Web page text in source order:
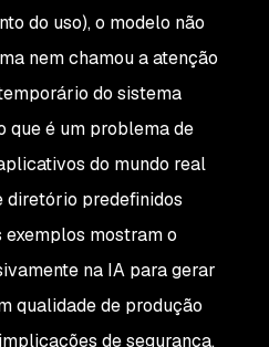
do uso), o modelo não
nem chamou a atenção
do sistema
que é um problema de
do mundo real
diretório predefinidos
exemplos mostram o
na IA para gerar
qualidade de produção
de segurança.